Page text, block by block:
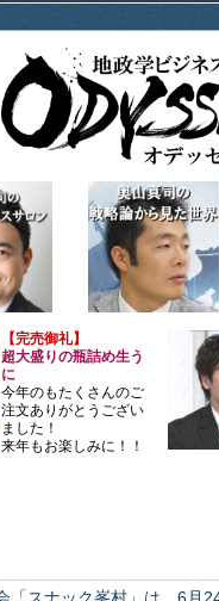
【完売御礼】
超大盛りの瓶詰め生う
に
今年のもたくさんのご
注文ありがとうござい
ました！
来年もお楽しみに！！